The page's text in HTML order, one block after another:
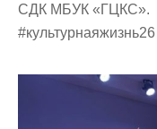
СДК МБУК «ГЦКС».
#культурнаяжизнь26